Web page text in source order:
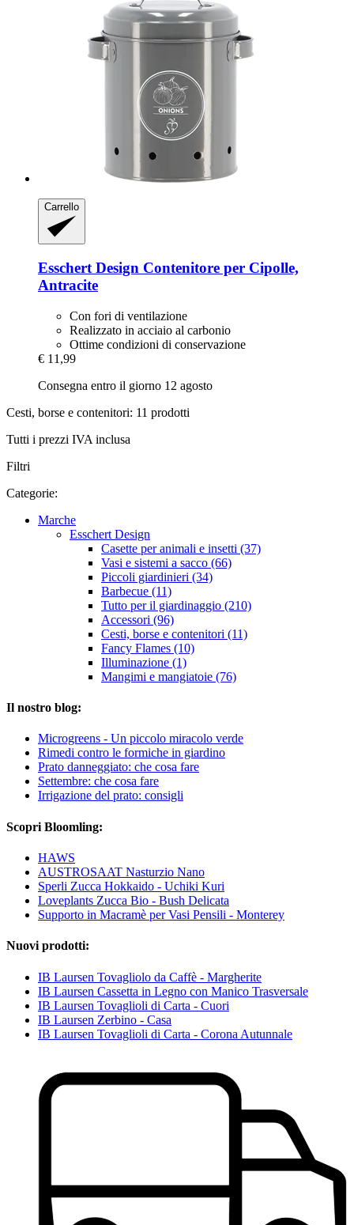
Carrello
Esschert Design Contenitore per Cipolle,
Antracite
Con fori di ventilazione
Realizzato in acciaio al carbonio
Ottime condizioni di conservazione
€ 11,99
Consegna entro il giorno 12 agosto
Cesti, borse e contenitori: 11 prodotti
Tutti i prezzi IVA inclusa
Filtri
Categorie:
Marche
Esschert Design
Casette per animali e insetti (37)
Vasi e sistemi a sacco (66)
Piccoli giardinieri (34)
Barbecue (11)
Tutto per il giardinaggio (210)
Accessori (96)
Cesti, borse e contenitori (11)
Fancy Flames (10)
Illuminazione (1)
Mangimi e mangiatoie (76)
Il nostro blog:
Microgreens - Un piccolo miracolo verde
Rimedi contro le formiche in giardino
Prato danneggiato: che cosa fare
Settembre: che cosa fare
Irrigazione del prato: consigli
Scopri Bloomling:
HAWS
AUSTROSAAT Nasturzio Nano
Sperli Zucca Hokkaido - Uchiki Kuri
Loveplants Zucca Bio - Bush Delicata
Supporto in Macramè per Vasi Pensili - Monterey
Nuovi prodotti:
IB Laursen Tovagliolo da Caffè - Margherite
IB Laursen Cassetta in Legno con Manico Trasversale
IB Laursen Tovaglioli di Carta - Cuori
IB Laursen Zerbino - Casa
IB Laursen Tovaglioli di Carta - Corona Autunnale